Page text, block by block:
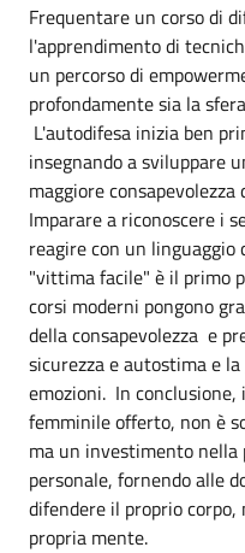
Frequentare un corso di
l'apprendimento di
un percorso di
profondamente sia la
L'autodifesa inizia ben
insegnando a sviluppare
maggiore
Imparare a riconoscere i
reagire con un linguaggio
"vittima facile" è il primo
corsi moderni pongono
della consapevolezza e
sicurezza e autostima e
emozioni. In conclusione,
femminile offerto, non è
ma un investimento nella
personale, fornendo alle
difendere il proprio
propria mente.